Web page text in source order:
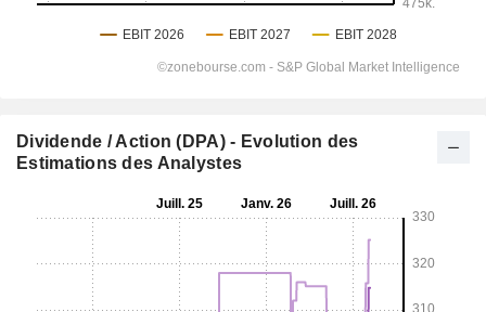
Dividende / Action (DPA) - Evolution des
Estimations des Analystes